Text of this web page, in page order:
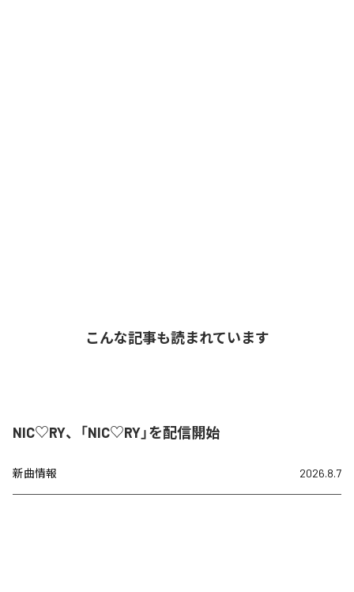
こんな記事も読まれています
NIC♡RY、「NIC♡RY」を配信開始
新曲情報 2026.8.7